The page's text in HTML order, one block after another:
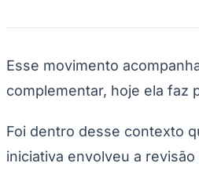
Brasileirão Série A
Brasileirão Série B
Libertadores
Copa América
Esse movimento
complementar, hoje ela faz
Foi dentro desse contexto
iniciativa envolveu a